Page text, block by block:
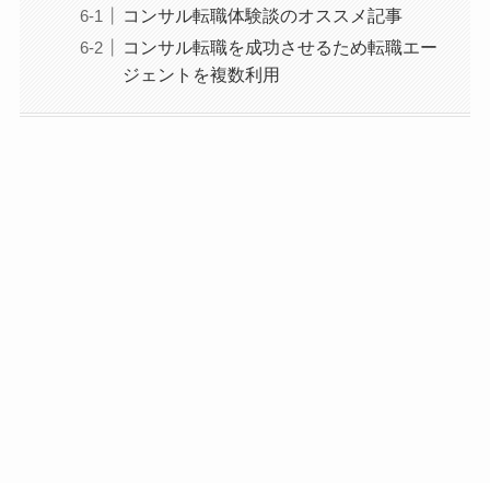
コンサル転職体験談のオススメ記事
コンサル転職を成功させるため転職エー
ジェントを複数利用